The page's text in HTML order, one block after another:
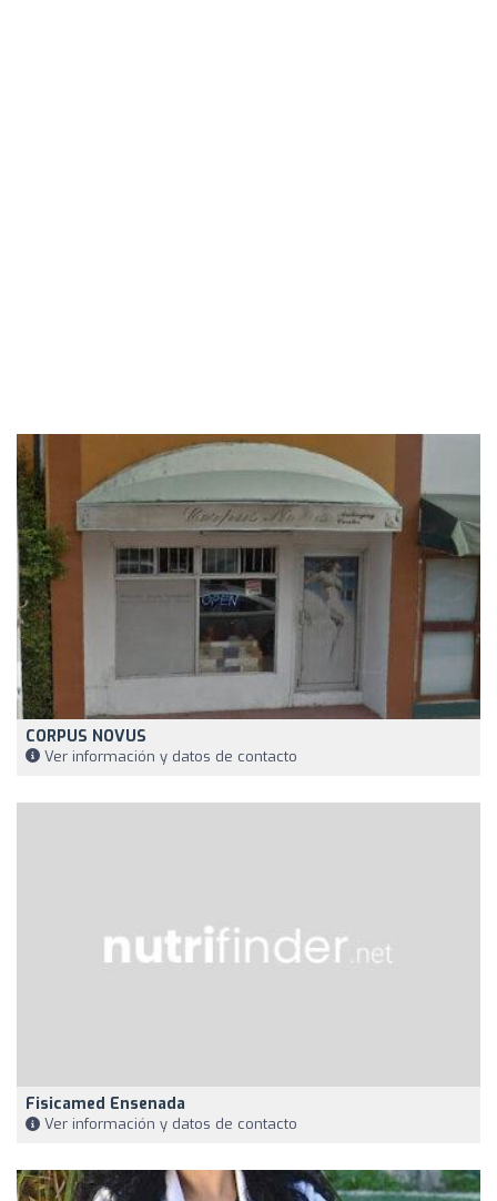
CORPUS NOVUS
Ver información y datos de contacto
Fisicamed Ensenada
Ver información y datos de contacto